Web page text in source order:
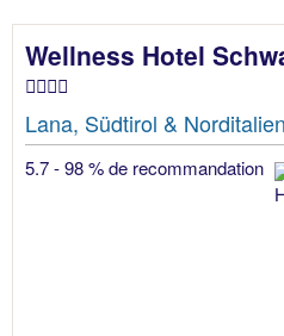
Wellness Hotel
Lana, Südtirol &
5.7 - 98 % de recommandation